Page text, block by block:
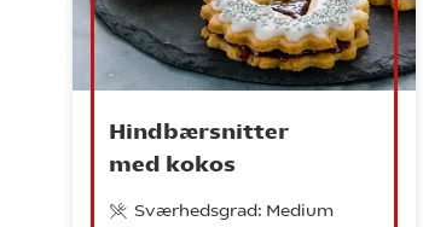
Hindbærsnitter
med kokos
Sværhedsgrad: Medium